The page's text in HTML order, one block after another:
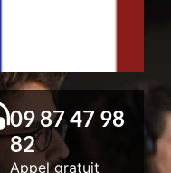
09 87 47 98
82
Appel gratuit